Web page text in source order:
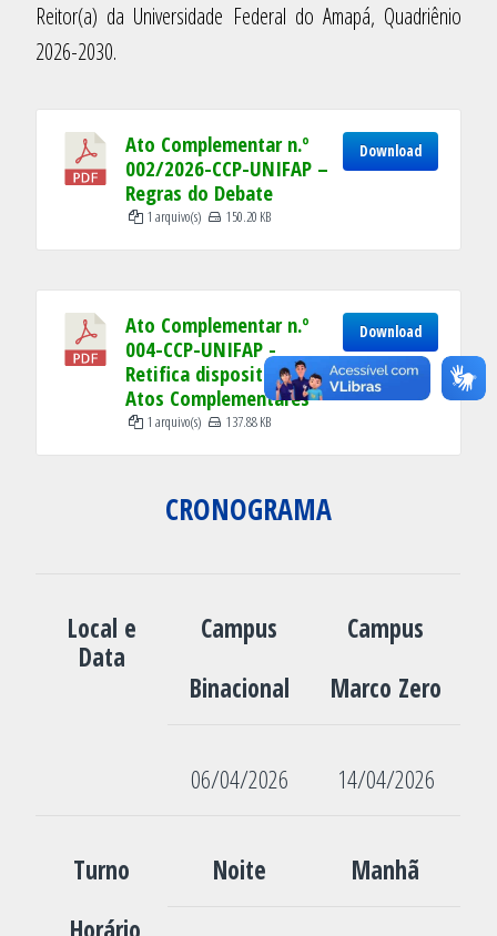
Reitor(a) da Universidade Federal do Amapá, Quadriênio
2026-2030.
Ato Complementar n.º
002/2026-CCP-UNIFAP –
Regras do Debate
1 arquivo(s) 150.20 KB
Download
Ato Complementar n.º
004-CCP-UNIFAP -
Retifica dispositivos de
Atos Complementares
1 arquivo(s) 137.88 KB
Download
CRONOGRAMA
Local e
Data
Campus
Binacional
Campus
Marco Zero
06/04/2026 14/04/2026
Turno
Noite Manhã